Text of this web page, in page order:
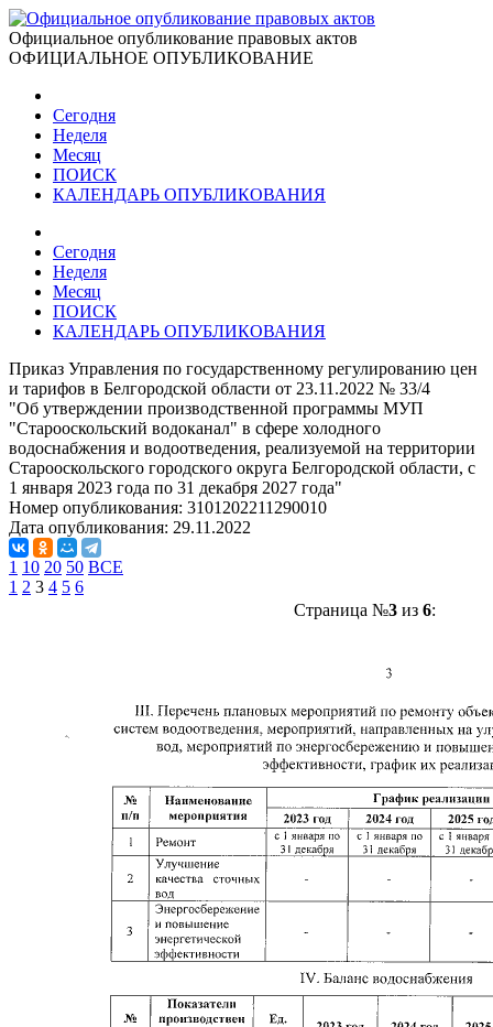
Официальное опубликование правовых актов
ОФИЦИАЛЬНОЕ ОПУБЛИКОВАНИЕ
Сегодня
Неделя
Месяц
ПОИСК
КАЛЕНДАРЬ ОПУБЛИКОВАНИЯ
Сегодня
Неделя
Месяц
ПОИСК
КАЛЕНДАРЬ ОПУБЛИКОВАНИЯ
Приказ Управления по государственному регулированию цен
и тарифов в Белгородской области от 23.11.2022 № 33/4
"Об утверждении производственной программы МУП
"Старооскольский водоканал" в сфере холодного
водоснабжения и водоотведения, реализуемой на территории
Старооскольского городского округа Белгородской области, с
1 января 2023 года по 31 декабря 2027 года"
Номер опубликования: 3101202211290010
Дата опубликования: 29.11.2022
1 10 20 50 ВСЕ
1 2 3 4 5 6
Страница №3из 6: